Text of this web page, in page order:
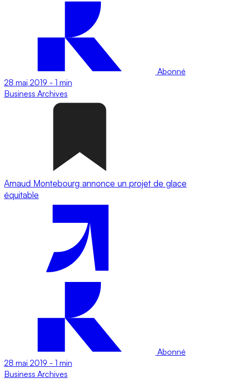
Abonné
28 mai 2019 - 1 min
Business Archives
Arnaud Montebourg annonce un projet de glace
équitable
Abonné
28 mai 2019 - 1 min
Business Archives